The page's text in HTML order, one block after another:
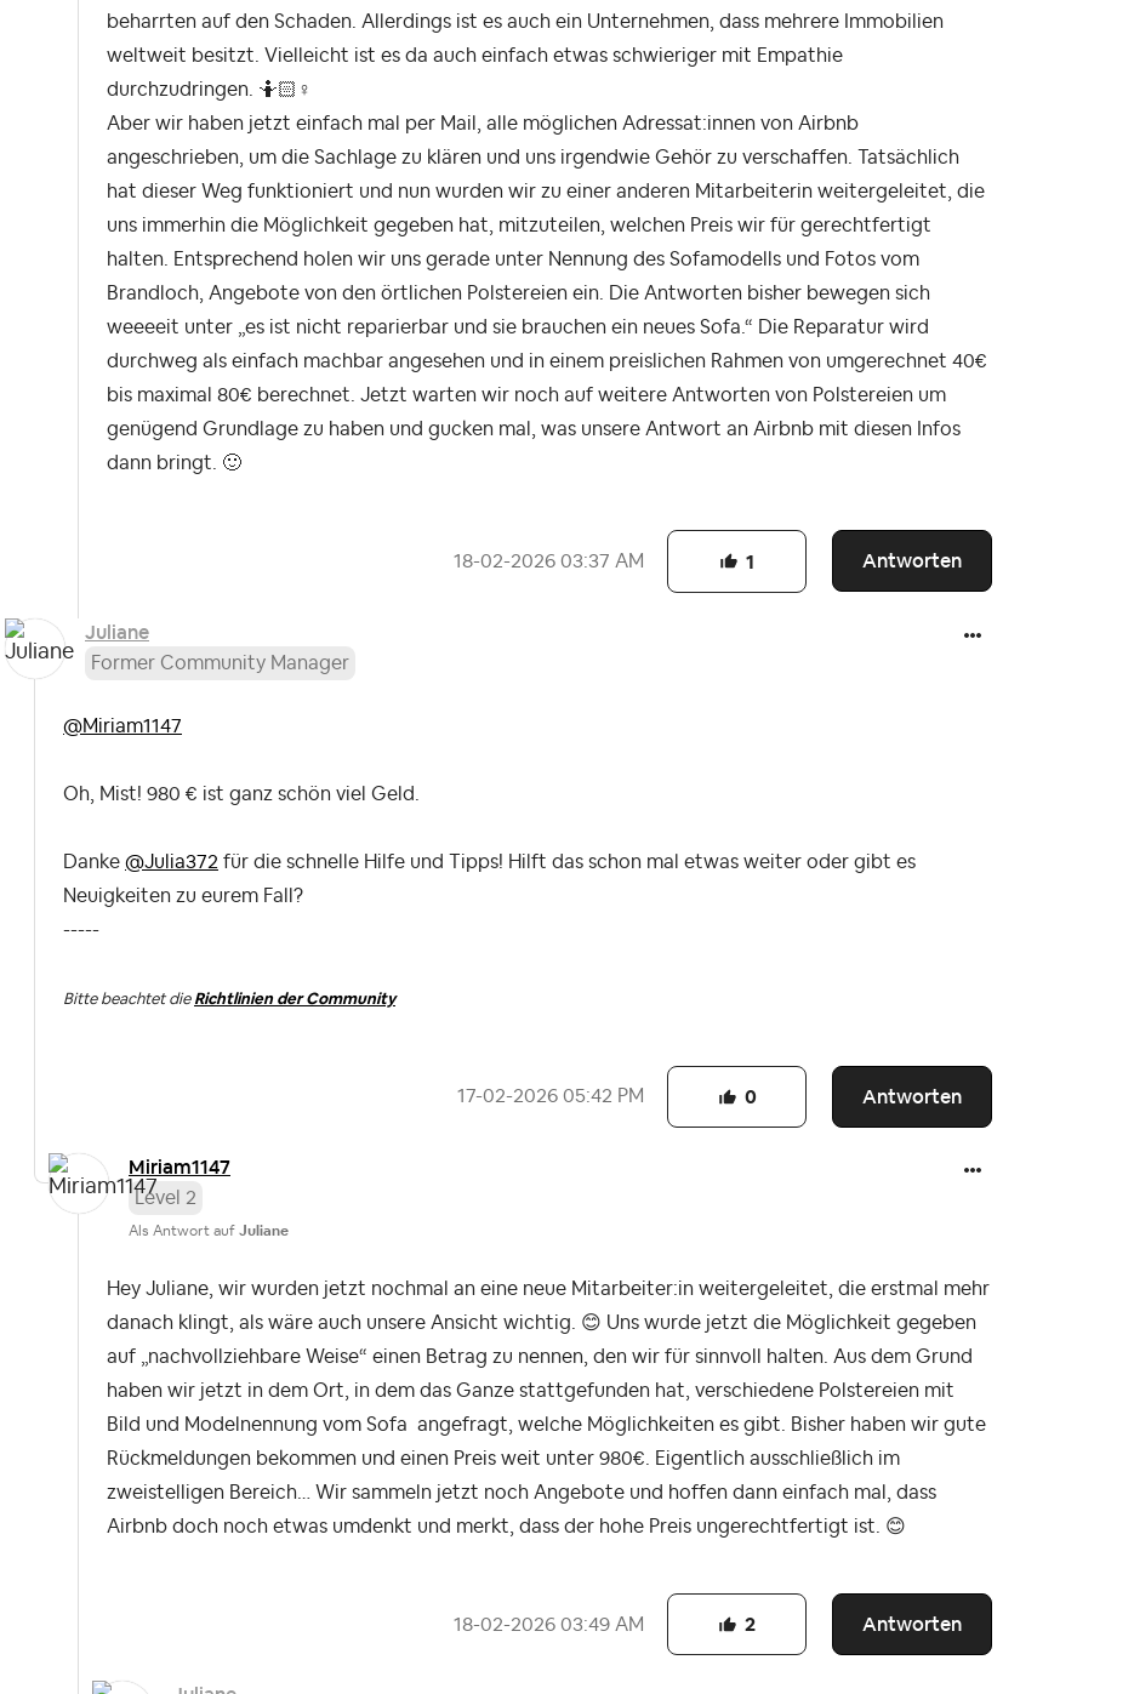
beharrten auf den Schaden. Allerdings ist es auch ein Unternehmen, dass mehrere Immobilien
weltweit besitzt. Vielleicht ist es da auch einfach etwas schwieriger mit Empathie
durchzudringen. 🤷🏻‍ ♀️
Aber wir haben jetzt einfach mal per Mail, alle möglichen Adressat:innen von Airbnb
angeschrieben, um die Sachlage zu klären und uns irgendwie Gehör zu verschaffen. Tatsächlich
hat dieser Weg funktioniert und nun wurden wir zu einer anderen Mitarbeiterin weitergeleitet, die
uns immerhin die Möglichkeit gegeben hat, mitzuteilen, welchen Preis wir für gerechtfertigt
halten. Entsprechend holen wir uns gerade unter Nennung des Sofamodells und Fotos vom
Brandloch, Angebote von den örtlichen Polstereien ein. Die Antworten bisher bewegen sich
weeeeit unter „es ist nicht reparierbar und sie brauchen ein neues Sofa.“ Die Reparatur wird
durchweg als einfach machbar angesehen und in einem preislichen Rahmen von umgerechnet 40€
bis maximal 80€ berechnet. Jetzt warten wir noch auf weitere Antworten von Polstereien um
genügend Grundlage zu haben und gucken mal, was unsere Antwort an Airbnb mit diesen Infos
dann bringt. 🙂
‎18-02-2026 03:37 AM Antworten
1
Juliane
Former Community Manager
@Miriam1147
Oh, Mist! 980 € ist ganz schön viel Geld.
Danke @Julia372 für die schnelle Hilfe und Tipps! Hilft das schon mal etwas weiter oder gibt es
Neuigkeiten zu eurem Fall?
-----
Bitte beachtet die Richtlinien der Community
‎17-02-2026 05:42 PM Antworten
0
Miriam1147
Level 2
Als Antwort auf Juliane
Hey Juliane, wir wurden jetzt nochmal an eine neue Mitarbeiter:in weitergeleitet, die erstmal mehr
danach klingt, als wäre auch unsere Ansicht wichtig. 😊 Uns wurde jetzt die Möglichkeit gegeben
auf „nachvollziehbare Weise“ einen Betrag zu nennen, den wir für sinnvoll halten. Aus dem Grund
haben wir jetzt in dem Ort, in dem das Ganze stattgefunden hat, verschiedene Polstereien mit
Bild und Modelnennung vom Sofa angefragt, welche Möglichkeiten es gibt. Bisher haben wir gute
Rückmeldungen bekommen und einen Preis weit unter 980€. Eigentlich ausschließlich im
zweistelligen Bereich… Wir sammeln jetzt noch Angebote und hoffen dann einfach mal, dass
Airbnb doch noch etwas umdenkt und merkt, dass der hohe Preis ungerechtfertigt ist. 😊
‎18-02-2026 03:49 AM Antworten
2